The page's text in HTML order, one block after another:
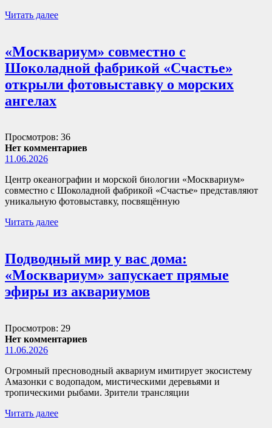
Читать далее
«Москвариум» совместно с
Шоколадной фабрикой «Счастье»
открыли фотовыставку о морских
ангелах
Просмотров: 36
Нет комментариев
11.06.2026
Центр океанографии и морской биологии «Москвариум»
совместно с Шоколадной фабрикой «Счастье» представляют
уникальную фотовыставку, посвящённую
Читать далее
Подводный мир у вас дома:
«Москвариум» запускает прямые
эфиры из аквариумов
Просмотров: 29
Нет комментариев
11.06.2026
Огромный пресноводный аквариум имитирует экосистему
Амазонки с водопадом, мистическими деревьями и
тропическими рыбами. Зрители трансляции
Читать далее